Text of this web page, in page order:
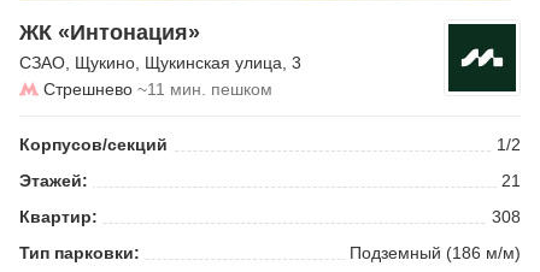
ЖК «Интонация»
СЗАО, Щукино, Щукинская улица, 3
Стрешнево ~11 мин. пешком
Корпусов/секций
1/2
Этажей:
21
Квартир:
308
Тип парковки:
Подземный (186 м/м)